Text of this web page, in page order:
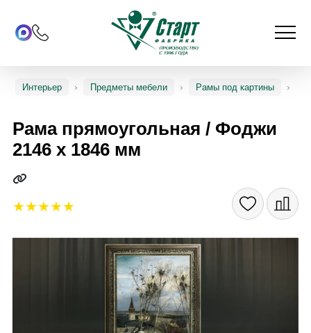
Интерьер Предметы мебели Рамы под картины
Рама прямоугольная / Фоджи
2146 х 1846 мм